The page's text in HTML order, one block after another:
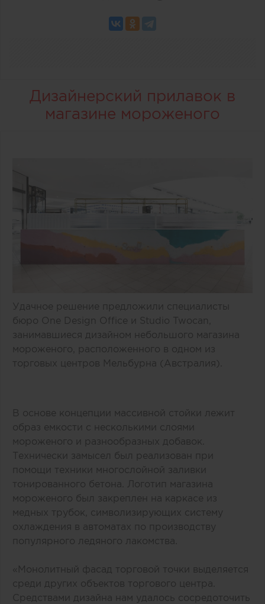
Дизайнерский прилавок в
магазине мороженого
Удачное решение предложили специалисты
бюро One Design Office и Studio Twocan,
занимавшиеся дизайном небольшого магазина
мороженого, расположенного в одном из
торговых центров Мельбурна (Австралия).
В основе концепции массивной стойки лежит
образ емкости с несколькими слоями
мороженого и разнообразных добавок.
Технически замысел был реализован при
помощи техники многослойной заливки
тонированного бетона. Логотип магазина
мороженого был закреплен на каркасе из
медных трубок, символизирующих систему
охлаждения в автоматах по производству
популярного ледяного лакомства.
«Монолитный фасад торговой точки выделяется
среди других объектов торгового центра.
Средствами дизайна нам удалось сосредоточить